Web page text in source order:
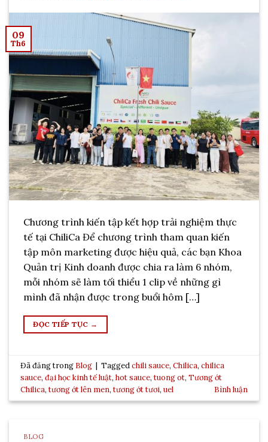
09
Th6
Chương trình kiến tập kết hợp trải nghiệm thực
tế tại ChiliCa Để chương trình tham quan kiến
tập môn marketing được hiệu quả, các bạn Khoa
Quản trị Kinh doanh được chia ra làm 6 nhóm,
mỗi nhóm sẽ làm tối thiểu 1 clip về những gì
mình đã nhận được trong buổi hôm […]
ĐỌC TIẾP TỤC →
Đã đăng trong Blog | Taggedchili sauce,Chilica,chilica
sauce,đại học kinh tế luật,hot sauce,tuong ot,Tương ớt
Chilica,tương ớt lên men,tương ớt tươi,uel Bình luận
BLOG